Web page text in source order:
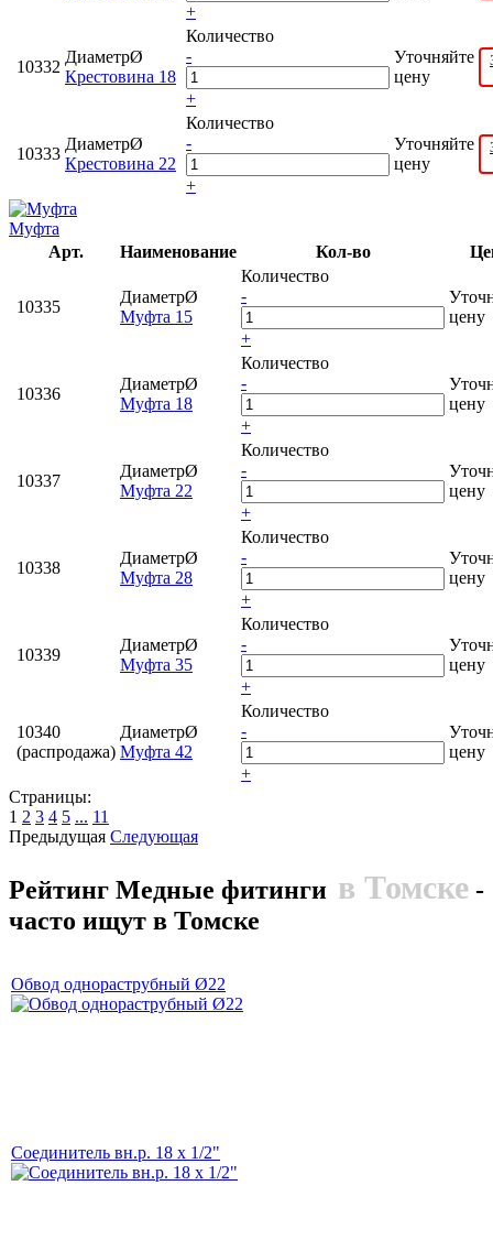
+
10332
ДиаметрØ
Крестовина 18
Количество
-
+
Уточняйте
цену
10333
ДиаметрØ
Крестовина 22
Количество
-
+
Уточняйте
цену
Муфта
Арт.
Наименование Кол-во
10335
ДиаметрØ
Муфта 15
Количество
-
+
цену
10336
ДиаметрØ
Муфта 18
Количество
-
+
цену
10337
ДиаметрØ
Муфта 22
Количество
-
+
цену
10338
ДиаметрØ
Муфта 28
Количество
-
+
цену
10339
ДиаметрØ
Муфта 35
Количество
-
+
цену
10340
(распродажа)
ДиаметрØ
Муфта 42
Количество
-
+
цену
Страницы:
1 2 3 4 5 ... 11
Предыдущая Следующая
Рейтинг Медные фитинги в Томске -
часто ищут в Томске
Обвод однораструбный Ø22
Соединитель вн.р. 18 х 1/2"